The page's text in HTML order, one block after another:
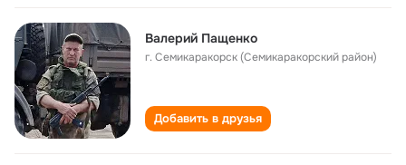
Валерий Пащенко
г. Семикаракорск (Семикаракорский район)
Добавить в друзья